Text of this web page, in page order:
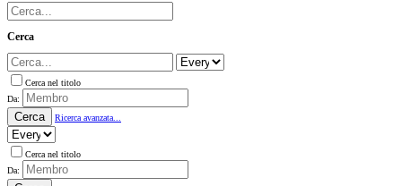
Cerca
Cerca nel titolo
Da:
Cerca Ricerca avanzata...
Cerca nel titolo
Da: